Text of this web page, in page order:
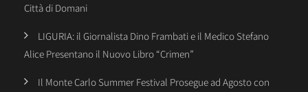
Città di Domani
LIGURIA: il Giornalista Dino Frambati e il Medico Stefano
Alice Presentano il Nuovo Libro “Crimen”
Il Monte Carlo Summer Festival Prosegue ad Agosto con